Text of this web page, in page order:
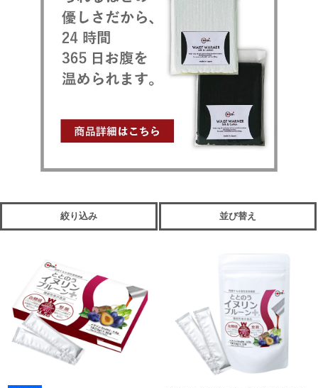
絞り込み 並び替え